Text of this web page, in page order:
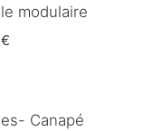
modulaire
Canapé